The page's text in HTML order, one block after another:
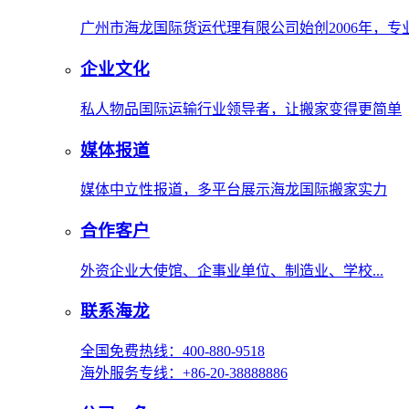
广州市海龙国际货运代理有限公司始创2006年，
企业文化
私人物品国际运输行业领导者，让搬家变得更简单
媒体报道
媒体中立性报道，多平台展示海龙国际搬家实力
合作客户
外资企业大使馆、企事业单位、制造业、学校...
联系海龙
全国免费热线：400-880-9518
海外服务专线：+86-20-38888886